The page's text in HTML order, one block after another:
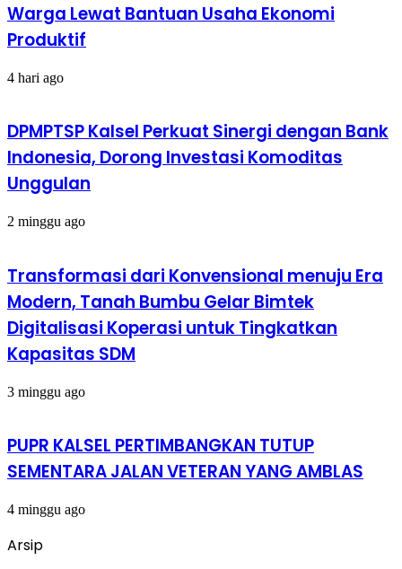
Warga Lewat Bantuan Usaha Ekonomi
Produktif
4 hari ago
DPMPTSP Kalsel Perkuat Sinergi dengan Bank
Indonesia, Dorong Investasi Komoditas
Unggulan
2 minggu ago
Transformasi dari Konvensional menuju Era
Modern, Tanah Bumbu Gelar Bimtek
Digitalisasi Koperasi untuk Tingkatkan
Kapasitas SDM
3 minggu ago
PUPR KALSEL PERTIMBANGKAN TUTUP
SEMENTARA JALAN VETERAN YANG AMBLAS
4 minggu ago
Arsip